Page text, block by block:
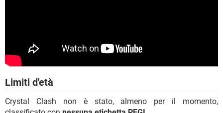
Limiti d'età
Crystal Clash non è stato, almeno per il momento,